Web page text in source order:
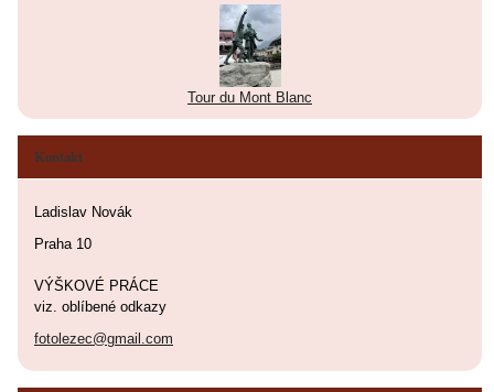
Tour du Mont Blanc
Kontakt
Ladislav Novák
Praha 10
VÝŠKOVÉ PRÁCE
viz. oblíbené odkazy
fotolezec@gmail.com